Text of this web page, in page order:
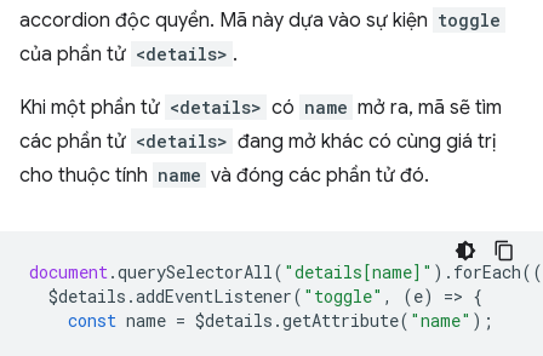
accordion độc quyền. Mã này dựa vào sự kiện toggle
của phần tử <details> .
Khi một phần tử <details> có name mở ra, mã sẽ tìm
các phần tử <details> đang mở khác có cùng giá trị
cho thuộc tính name và đóng các phần tử đó.
document.querySelectorAll( "details[name]" ). forEach((
$details .addEventListener( "toggle" , (e) => {
const name = $details .getAttribute( "name" );